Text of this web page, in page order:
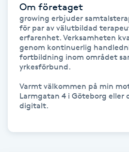
Gellack
Gellack med förstärkning
Gravidmassage
Gravidyoga
Om företaget
growing erbjuder
för par av välutbildad
erfarenhet. Verksamheten
genom kontinuerlig
fortbildning inom området
yrkesförbund.
Varmt välkommen på min
Larmgatan 4 i Göteborg eller
digitalt.